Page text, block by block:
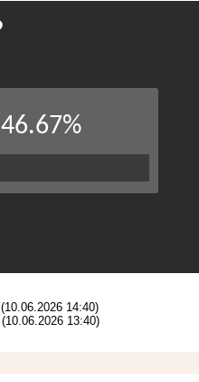
(10.06.2026 14:40)
(10.06.2026 13:40)